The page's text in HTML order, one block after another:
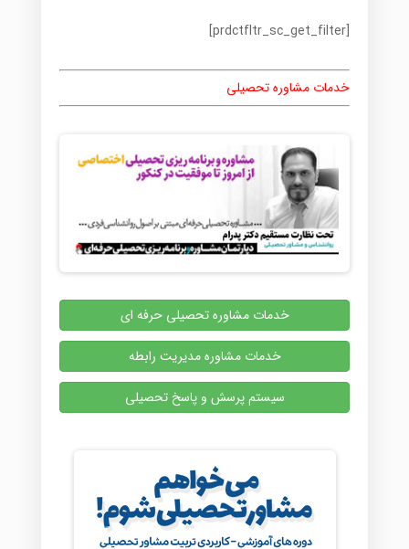
[prdctfltr_sc_get_filter]
خدمات مشاوره تحصیلی
خدمات مشاوره تحصیلی حرفه ای
خدمات مشاوره مدیریت رابطه
سیستم پرسش و پاسخ تحصیلی